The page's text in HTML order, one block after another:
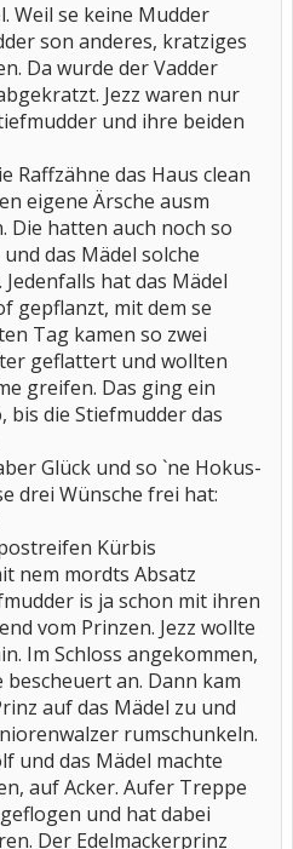
Weil se keine Mudder
son anderes, kratziges
Da wurde der Vadder
Jezz waren nur
und ihre beiden
Raffzähne das Haus clean
eigene Ärsche ausm
Die hatten auch noch so
das Mädel solche
hat das Mädel
gepflanzt, mit dem se
Tag kamen so zwei
geflattert und wollten
greifen. Das ging ein
bis die Stiefmudder das
Glück und so `ne Hokus-
drei Wünsche frei hat:
Kürbis
nem mordts Absatz
is ja schon mit ihren
vom Prinzen. Jezz wollte
Im Schloss angekommen,
an. Dann kam
auf das Mädel zu und
rumschunkeln.
und das Mädel machte
auf Acker. Aufer Treppe
und hat dabei
Der Edelmackerprinz